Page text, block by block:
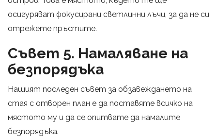
осигуряват фокусирани светлинни лъчи, за да не си
отрежете пръстите.
Съвет 5. Намаляване на
безпорядъка
Нашият последен съвет за обзавеждането на
стая с отворен план е да поставяте всичко на
мястото му и да се опитвате да намалите
безпорядъка.